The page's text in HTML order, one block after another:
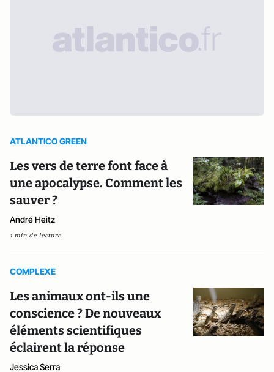
ATLANTICO GREEN
Les vers de terre font face à
une apocalypse. Comment les
sauver ?
André Heitz
1 min de lecture
COMPLEXE
Les animaux ont-ils une
conscience ? De nouveaux
éléments scientifiques
éclairent la réponse
Jessica Serra